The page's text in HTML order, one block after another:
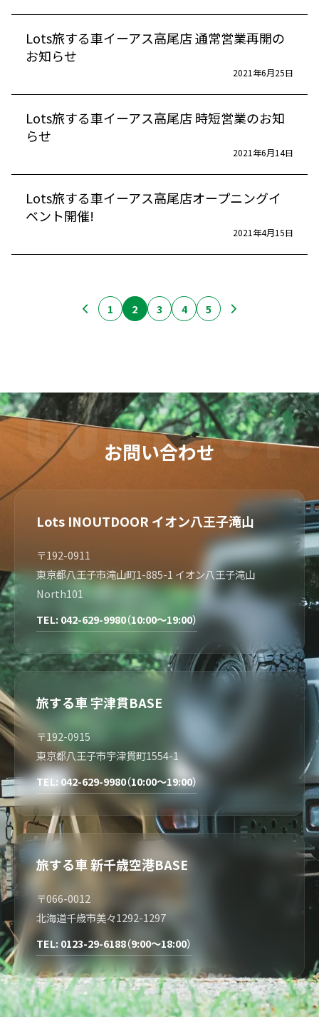
Lots旅する車イーアス高尾店 通常営業再開の
お知らせ
2021年6月25日
Lots旅する車イーアス高尾店 時短営業のお知
らせ
2021年6月14日
Lots旅する車イーアス高尾店オープニングイ
ベント開催!
2021年4月15日
1 2 3 4 5
お問い合わせ
Lots INOUTDOOR イオン八王子滝山
〒192-0911
東京都八王子市滝山町1-885-1 イオン八王子滝山
North101
TEL: 042-629-9980（10:00～19:00）
旅する車 宇津貫BASE
〒192-0915
東京都八王子市宇津貫町1554-1
TEL: 042-629-9980（10:00～19:00）
旅する車 新千歳空港BASE
〒066-0012
北海道千歳市美々1292-1297
TEL: 0123-29-6188（9:00～18:00）